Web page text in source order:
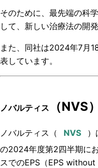
そのために、最先端の科
して、新しい治療法の開
また、同社は2024年7月
表しています。
ノバルティス （NVS
ノバルティス （ ）
の2024年度第2四半期にお
スでのEPS（EPS without